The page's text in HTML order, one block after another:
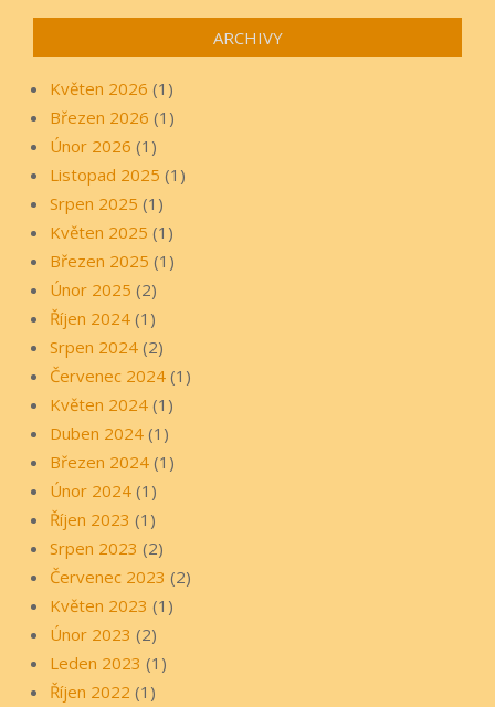
ARCHIVY
Květen 2026 (1)
Březen 2026 (1)
Únor 2026 (1)
Listopad 2025 (1)
Srpen 2025 (1)
Květen 2025 (1)
Březen 2025 (1)
Únor 2025 (2)
Říjen 2024 (1)
Srpen 2024 (2)
Červenec 2024 (1)
Květen 2024 (1)
Duben 2024 (1)
Březen 2024 (1)
Únor 2024 (1)
Říjen 2023 (1)
Srpen 2023 (2)
Červenec 2023 (2)
Květen 2023 (1)
Únor 2023 (2)
Leden 2023 (1)
Říjen 2022 (1)